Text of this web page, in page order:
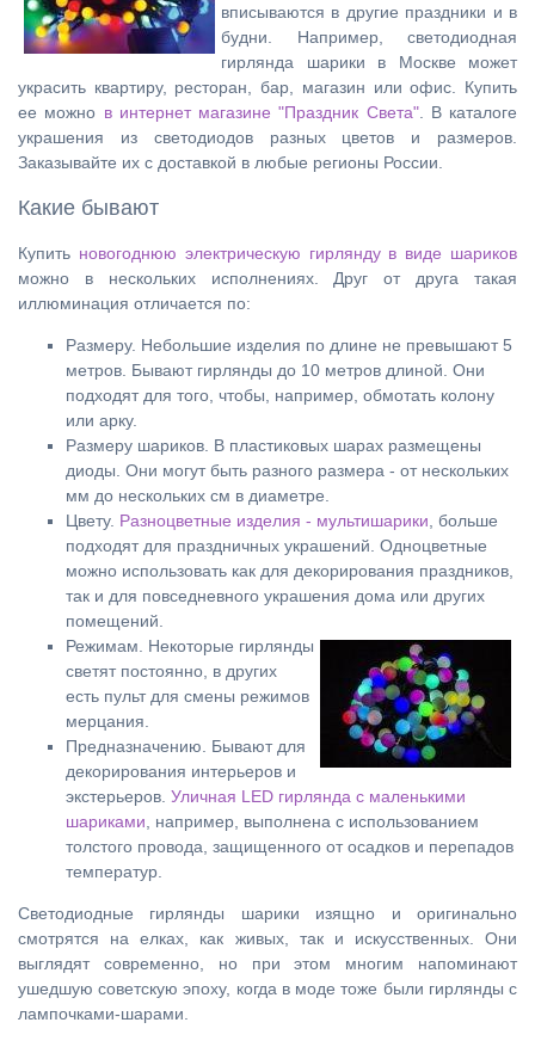
вписываются в другие праздники и в
будни. Например, светодиодная
гирлянда шарики в Москве может
украсить квартиру, ресторан, бар, магазин или офис. Купить
ее можно в интернет магазине "Праздник Света". В каталоге
украшения из светодиодов разных цветов и размеров.
Заказывайте их с доставкой в любые регионы России.
Какие бывают
Купить новогоднюю электрическую гирлянду в виде шариков
можно в нескольких исполнениях. Друг от друга такая
иллюминация отличается по:
Размеру. Небольшие изделия по длине не превышают 5
метров. Бывают гирлянды до 10 метров длиной. Они
подходят для того, чтобы, например, обмотать колону
или арку.
Размеру шариков. В пластиковых шарах размещены
диоды. Они могут быть разного размера - от нескольких
мм до нескольких см в диаметре.
Цвету. Разноцветные изделия - мультишарики , больше
подходят для праздничных украшений. Одноцветные
можно использовать как для декорирования праздников,
так и для повседневного украшения дома или других
помещений.
Режимам. Некоторые гирлянды
светят постоянно, в других
есть пульт для смены режимов
мерцания.
Предназначению. Бывают для
декорирования интерьеров и
экстерьеров. Уличная LED гирлянда с маленькими
шариками , например, выполнена с использованием
толстого провода, защищенного от осадков и перепадов
температур.
Светодиодные гирлянды шарики изящно и оригинально
смотрятся на елках, как живых, так и искусственных. Они
выглядят современно, но при этом многим напоминают
ушедшую советскую эпоху, когда в моде тоже были гирлянды с
лампочками-шарами.